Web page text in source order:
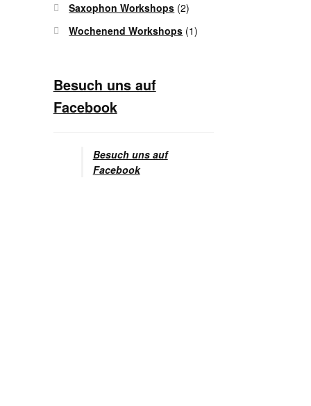
Saxophon Workshops (2)
Wochenend Workshops (1)
Besuch uns auf
Facebook
Besuch uns auf
Facebook